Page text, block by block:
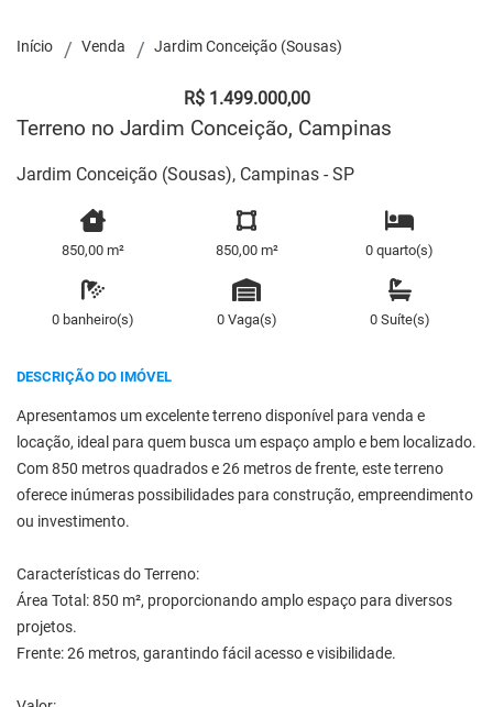
Início Venda Jardim Conceição (Sousas)
R$ 1.499.000,00
Terreno no Jardim Conceição, Campinas
Jardim Conceição (Sousas), Campinas - SP
850,00 m² 850,00 m² 0 quarto(s)
0 banheiro(s) 0 Vaga(s) 0 Suíte(s)
DESCRIÇÃO DO IMÓVEL
Apresentamos um excelente terreno disponível para venda e
locação, ideal para quem busca um espaço amplo e bem localizado.
Com 850 metros quadrados e 26 metros de frente, este terreno
oferece inúmeras possibilidades para construção, empreendimento
ou investimento.
Características do Terreno:
Área Total: 850 m², proporcionando amplo espaço para diversos
projetos.
Frente: 26 metros, garantindo fácil acesso e visibilidade.